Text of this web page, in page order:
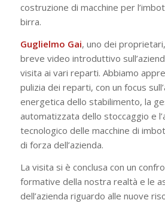
costruzione di macchine per
birra.
Guglielmo Gai, uno dei
breve video introduttivo
visita ai vari reparti. Abbiamo
pulizia dei reparti, con un focus
energetica dello stabilimento, la
automatizzata dello stoccaggio e
tecnologico delle macchine di
di forza dell’azienda.
La visita si è conclusa con un
formative della nostra realtà e le
dell’azienda riguardo alle nuove